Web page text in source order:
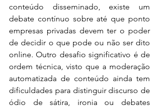
conteúdo disseminado, existe um
debate contínuo sobre até que ponto
empresas privadas devem ter o poder
de decidir o que pode ou não ser dito
online. Outro desafio significativo é de
ordem técnica, visto que a moderação
automatizada de conteúdo ainda tem
dificuldades para distinguir discurso de
ódio de sátira, ironia ou debates